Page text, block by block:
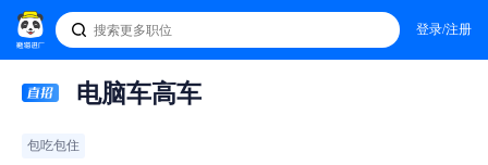
登录/注册
电脑车高车
包吃包住